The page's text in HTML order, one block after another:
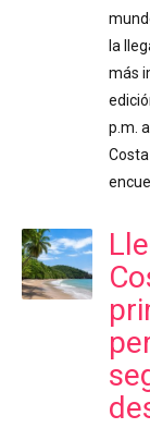
la
más
p.m.